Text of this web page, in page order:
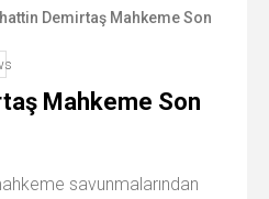
Demirtaş Mahkeme Son
Mahkeme Son
savunmalarından